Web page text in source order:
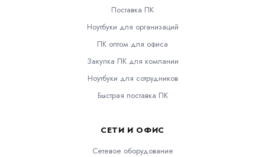
Поставка ПК
Ноутбуки для организаций
ПК оптом для офиса
Закупка ПК для компании
Ноутбуки для сотрудников
Быстрая поставка ПК
СЕТИ И ОФИС
Сетевое оборудование